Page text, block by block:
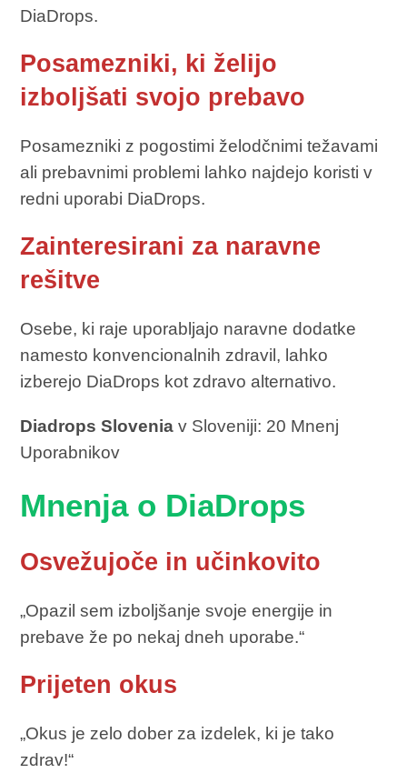
DiaDrops.
Posamezniki, ki želijo
izboljšati svojo prebavo
Posamezniki z pogostimi želodčnimi težavami
ali prebavnimi problemi lahko najdejo koristi v
redni uporabi DiaDrops.
Zainteresirani za naravne
rešitve
Osebe, ki raje uporabljajo naravne dodatke
namesto konvencionalnih zdravil, lahko
izberejo DiaDrops kot zdravo alternativo.
Diadrops Slovenia v Sloveniji: 20 Mnenj
Uporabnikov
Mnenja o DiaDrops
Osvežujoče in učinkovito
„Opazil sem izboljšanje svoje energije in
prebave že po nekaj dneh uporabe.“
Prijeten okus
„Okus je zelo dober za izdelek, ki je tako
zdrav!“